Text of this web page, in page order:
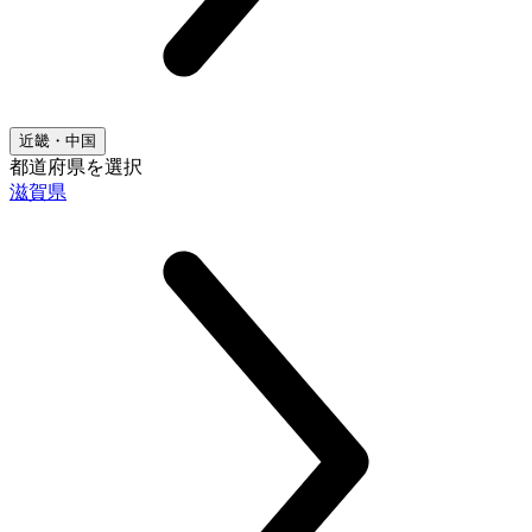
近畿・中国
都道府県を選択
滋賀県